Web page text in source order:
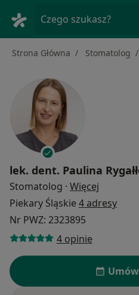
Czego szukasz?
Strona Główna Stomatolog
lek. dent. Paulina
Stomatolog · Więcej
Piekary Śląskie 4 adresy
Nr PWZ: 2323895
4 opinie